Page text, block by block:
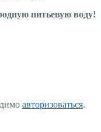
питьевую воду!
авторизоваться.